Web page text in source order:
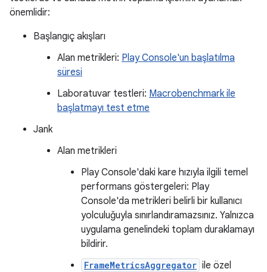
önemlidir:
Başlangıç akışları
Alan metrikleri: Play Console'un başlatılma
süresi
Laboratuvar testleri: Macrobenchmark ile
başlatmayı test etme
Jank
Alan metrikleri
Play Console'daki kare hızıyla ilgili temel
performans göstergeleri: Play
Console'da metrikleri belirli bir kullanıcı
yolculuğuyla sınırlandıramazsınız. Yalnızca
uygulama genelindeki toplam duraklamayı
bildirir.
FrameMetricsAggregator ile özel